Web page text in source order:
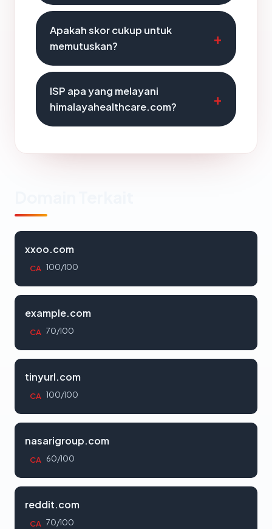
Apakah skor cukup untuk
memutuskan?
ISP apa yang melayani
himalayahealthcare.com?
xxoo.com
CA 100/100
example.com
CA 70/100
tinyurl.com
CA 100/100
nasarigroup.com
CA 60/100
reddit.com
CA 70/100